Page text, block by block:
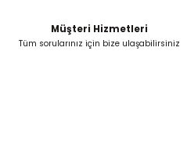
Gönder
Müşteri Hizmetleri
Tüm sorularınız için bize ulaşabilirsiniz